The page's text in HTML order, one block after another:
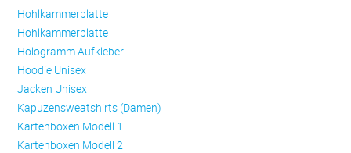
Hohlkammerplatte
Hohlkammerplatte
Hologramm Aufkleber
Hoodie Unisex
Jacken Unisex
Kapuzensweatshirts (Damen)
Kartenboxen Modell 1
Kartenboxen Modell 2